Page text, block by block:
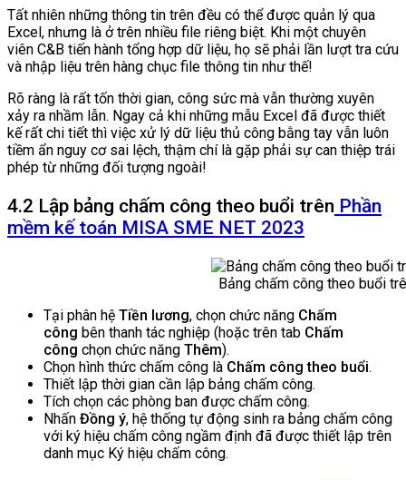
Tất nhiên những thông tin trên đều có thể được quản lý qua
Excel, nhưng là ở trên nhiều file riêng biệt. Khi một chuyên
viên C&B tiến hành tổng hợp dữ liệu, họ sẽ phải lần lượt tra cứu
và nhập liệu trên hàng chục file thông tin như thế!
Rõ ràng là rất tốn thời gian, công sức mà vẫn thường xuyên
xảy ra nhầm lẫn. Ngay cả khi những mẫu Excel đã được thiết
kế rất chi tiết thì việc xử lý dữ liệu thủ công bằng tay vẫn luôn
tiềm ẩn nguy cơ sai lệch, thậm chí là gặp phải sự can thiệp trái
phép từ những đối tượng ngoài!
4.2 Lập bảng chấm công theo buổi trên Phần
mềm kế toán MISA SME NET 2023
Bảng chấm công theo buổi
Tại phân hệ Tiền lương, chọn chức năng Chấm
công bên thanh tác nghiệp (hoặc trên tab Chấm
công chọn chức năng Thêm).
Chọn hình thức chấm công là Chấm công theo buổi.
Thiết lập thời gian cần lập bảng chấm công.
Tích chọn các phòng ban được chấm công.
Nhấn Đồng ý, hệ thống tự động sinh ra bảng chấm công
với ký hiệu chấm công ngầm định đã được thiết lập trên
danh mục Ký hiệu chấm công.